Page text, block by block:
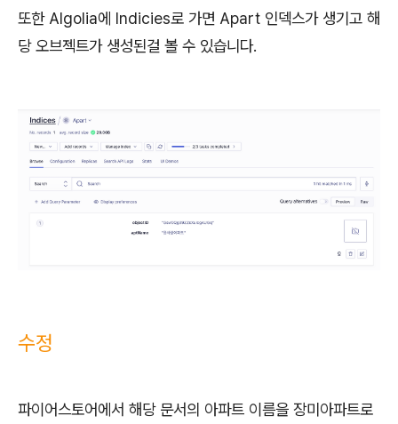
또한 Algolia에 Indicies로 가면 Apart 인덱스가 생기고 해
당 오브젝트가 생성된걸 볼 수 있습니다.
수정
파이어스토어에서 해당 문서의 아파트 이름을 장미아파트로